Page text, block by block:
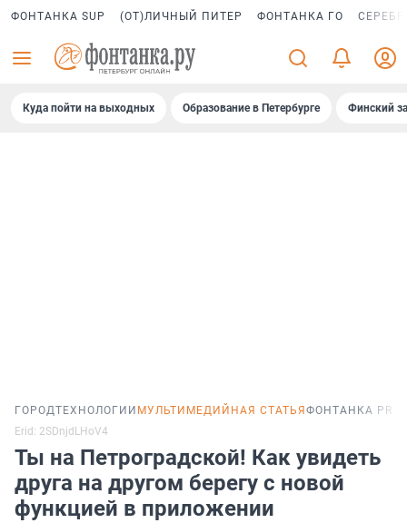
ФОНТАНКА SUP (ОТ)ЛИЧНЫЙ ПИТЕР ФОНТАНКА ГО
Куда пойти на выходных Образование в Петербурге Финский
ГОРОДТЕХНОЛОГИИ МУЛЬТИМЕДИЙНАЯ СТАТЬЯ ФОНТАНКА PRO
Erid: 2SDnjdLHoV4
Ты на Петроградской! Как увидеть
друга на другом берегу с новой
функцией в приложении